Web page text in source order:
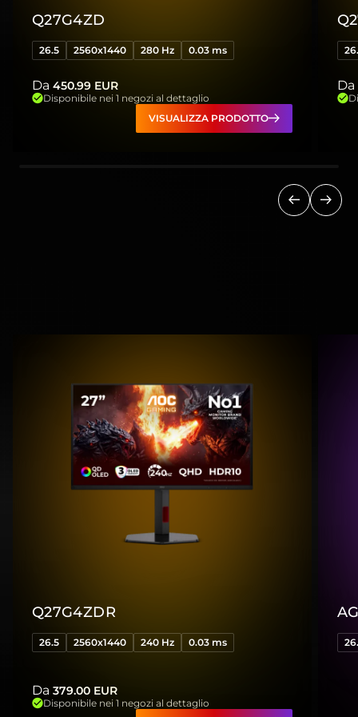
Q27G4ZD
26.5 2560x1440 280 Hz 0.03 ms
Da 450.99 EUR
Disponibile nei 1 negozi al dettaglio
VISUALIZZA PRODOTTO
Da
Q27G4ZDR
26.5 2560x1440 240 Hz 0.03 ms
Da 379.00 EUR
Disponibile nei 1 negozi al dettaglio